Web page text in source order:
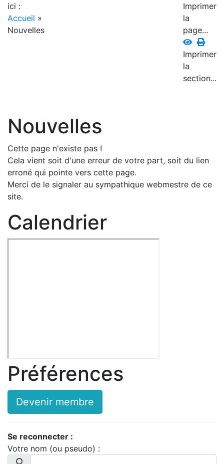
ici :
Accueil »
Nouvelles
Imprimer
la
page...
Imprimer
la
section...
Nouvelles
Cette page n'existe pas !
Cela vient soit d'une erreur de votre part, soit du lien
erroné qui pointe vers cette page.
Merci de le signaler au sympathique webmestre de ce
site.
Calendrier
Préférences
Devenir membre
Se reconnecter :
Votre nom (ou pseudo) :